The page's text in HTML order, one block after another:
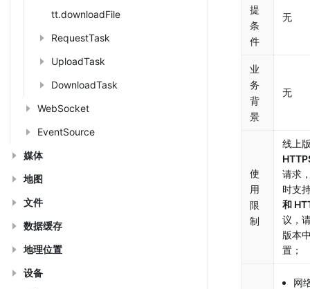
tt.downloadFile
RequestTask
UploadTask
DownloadTask
WebSocket
EventSource
媒体
地图
文件
数据缓存
地理位置
设备
提
条
件
无
业
务
背
景
无
使
用
限
制
请求
时支
和
议，
版本
置；
网